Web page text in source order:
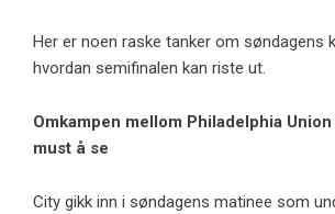
Her er noen raske tanker om søndagens
hvordan semifinalen kan riste ut.
Omkampen mellom Philadelphia
must å se
City gikk inn i søndagens matinee som